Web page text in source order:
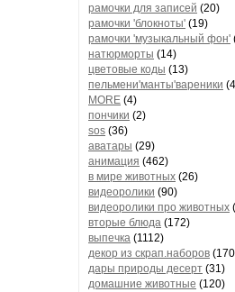
рамочки для записей (20)
рамочки 'блокноты' (19)
рамочки 'музыкальный фон'
натюрморты (14)
цветовые коды (13)
пельмени'манты'вареники
MORE (4)
пончики (2)
sos (36)
аватары (29)
анимация (462)
в мире животных (26)
видеоролики (90)
видеоролики про животных
вторые блюда (172)
выпечка (1112)
декор из скрап.наборов
дары природы десерт (31)
домашние животные (120)